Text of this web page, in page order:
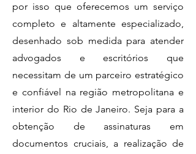
por isso que oferecemos um serviço
completo e altamente especializado,
desenhado sob medida para atender
advogados e escritórios que
necessitam de um parceiro estratégico
e confiável na região metropolitana e
interior do Rio de Janeiro. Seja para a
obtenção de assinaturas em
documentos cruciais, a realização de